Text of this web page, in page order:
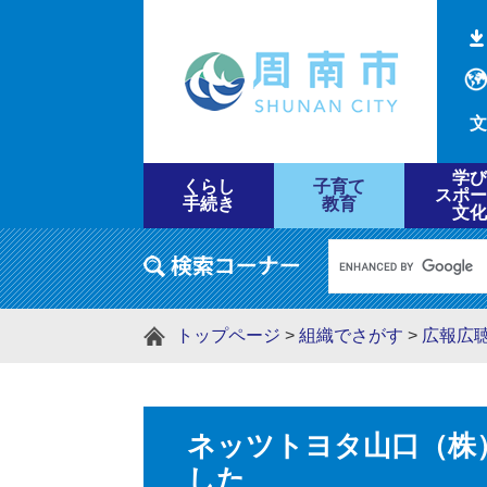
くらし
手続き
子育て
教育
学び
スポ
文化
トップページ > 組織でさがす > 広報広
ネッツトヨタ山口（
した